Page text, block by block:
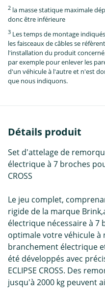
2 la masse statique maximale
donc être inférieure
3 Les temps de montage
les faisceaux de câbles se
l'installation du produit
par exemple pour enlever les
d'un véhicule à l'autre et n'est
que nous indiquons.
Détails produit
Set d'attelage de
électrique à 7 broches
CROSS
Le jeu complet,
rigide de la marque
électrique nécessaire à 7
optimale votre véhicule à
branchement électrique
été développés avec
ECLIPSE CROSS. Des
jusqu'à 2000 kg peuvent